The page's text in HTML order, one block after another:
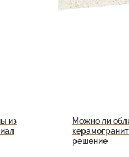
из
Можно ли
решение